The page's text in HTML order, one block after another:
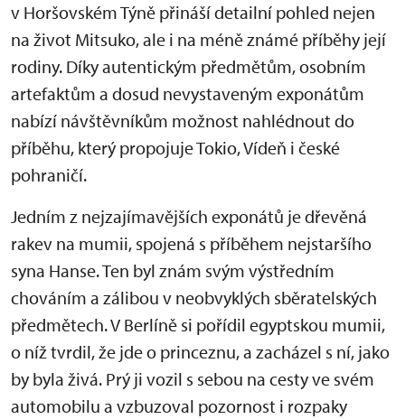
v Horšovském Týně přináší detailní pohled nejen
na život Mitsuko, ale i na méně známé příběhy její
rodiny. Díky autentickým předmětům, osobním
artefaktům a dosud nevystaveným exponátům
nabízí návštěvníkům možnost nahlédnout do
příběhu, který propojuje Tokio, Vídeň i české
pohraničí.
Jedním z nejzajímavějších exponátů je dřevěná
rakev na mumii, spojená s příběhem nejstaršího
syna Hanse. Ten byl znám svým výstředním
chováním a zálibou v neobvyklých sběratelských
předmětech. V Berlíně si pořídil egyptskou mumii,
o níž tvrdil, že jde o princeznu, a zacházel s ní, jako
by byla živá. Prý ji vozil s sebou na cesty ve svém
automobilu a vzbuzoval pozornost i rozpaky